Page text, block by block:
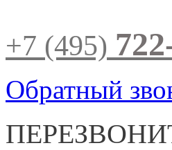
+7 (495)
Обратный